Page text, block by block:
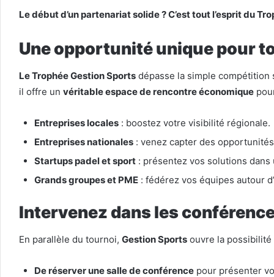
Le début d’un partenariat solide ? C’est tout l’esprit du
Une opportunité unique pour
Le Trophée Gestion Sports dépasse la simple compétition
il offre un véritable espace de rencontre économique
Entreprises locales : boostez votre visibilité régionale.
Entreprises nationales : venez capter des
Startups padel et sport : présentez vos solutions
Grands groupes et PME : fédérez vos équipes autour
Intervenez dans les
En parallèle du tournoi, Gestion Sports ouvre la possibilité
De réserver une salle de conférence pour présenter